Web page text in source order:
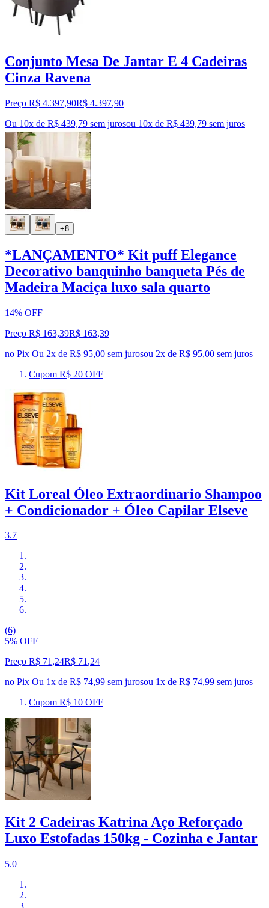
Conjunto Mesa De Jantar E 4 Cadeiras
Cinza Ravena
Preço R$ 4.397,90R$ 4.397,90
Ou 10x de R$ 439,79 sem jurosou 10x de R$ 439,79 sem juros
+8
*LANÇAMENTO* Kit puff Elegance
Decorativo banquinho banqueta Pés de
Madeira Maciça luxo sala quarto
14% OFF
Preço R$ 163,39R$ 163,39
no Pix Ou 2x de R$ 95,00 sem jurosou 2x de R$ 95,00 sem juros
Cupom R$ 20 OFF
Kit Loreal Óleo Extraordinario Shampoo
+ Condicionador + Óleo Capilar Elseve
3.7
(6)
5% OFF
Preço R$ 71,24R$ 71,24
no Pix Ou 1x de R$ 74,99 sem jurosou 1x de R$ 74,99 sem juros
Cupom R$ 10 OFF
Kit 2 Cadeiras Katrina Aço Reforçado
Luxo Estofadas 150kg - Cozinha e Jantar
5.0